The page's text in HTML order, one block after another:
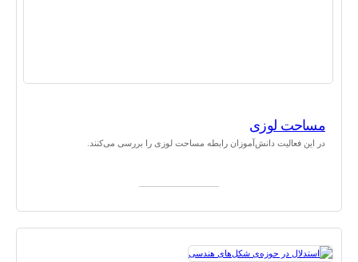
مساحت لوزی
در این فعالیت دانش‌آموزان رابطه مساحت لوزی را بررسی می‌کنند.